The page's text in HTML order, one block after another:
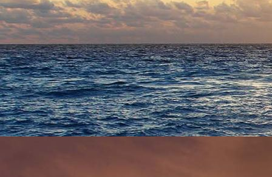
Flädlesuppe